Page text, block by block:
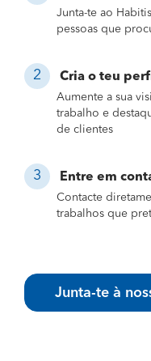
Junta-te ao
pessoas que
Cria o teu
Aumente a sua
trabalho e
de clientes
Entre em
Contacte
trabalhos que
Junta-te à